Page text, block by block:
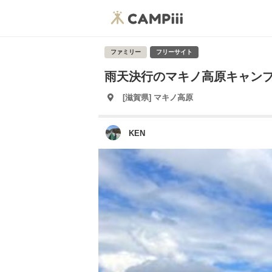
ファミリー フリーサイト
雨天決行のマキノ高原キャン
[滋賀県] マキノ高原
KEN